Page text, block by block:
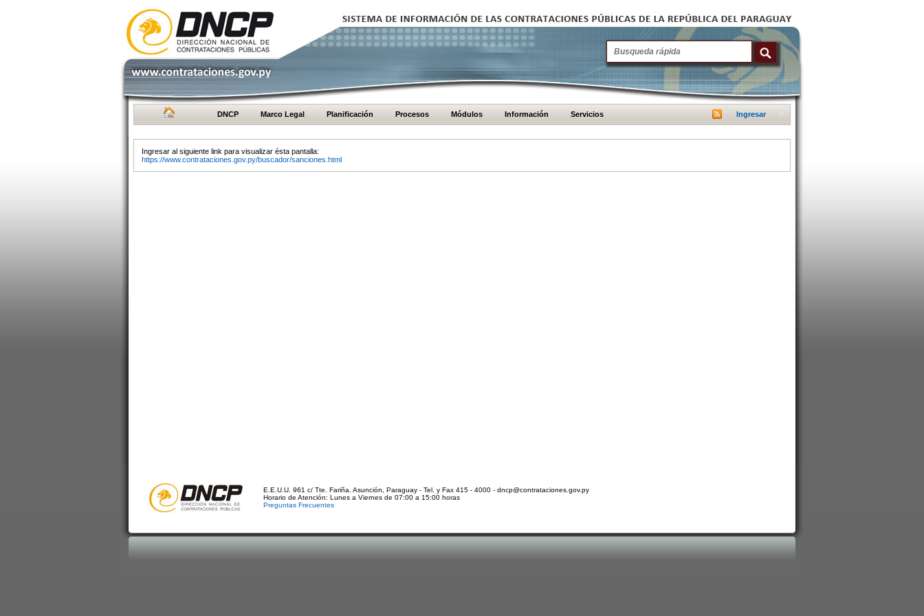
DNCP Marco Legal Planificación Procesos Módulos Información Servicios Ingresar
Ingresar al siguiente link para visualizar ésta pantalla:
https://www.contrataciones.gov.py/buscador/sanciones.html
E.E.U.U. 961 c/ Tte. Fariña. Asunción, Paraguay - Tel. y Fax 415 - 4000 - dncp@contrataciones.gov.py
Horario de Atención: Lunes a Viernes de 07:00 a 15:00 horas
Preguntas Frecuentes